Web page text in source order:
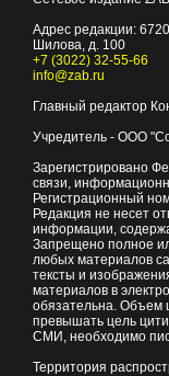
Адрес редакции:
Шилова, д. 100
+7 (3022) 32-55-66
info@zab.ru
Главный редактор
Учредитель - ООО
Зарегистрировано
связи,
Регистрационный
Редакция не несет
информации,
Запрещено полное
любых материалов
тексты и
материалов в
обязательна. Объем
превышать цель
СМИ, необходимо
Территория